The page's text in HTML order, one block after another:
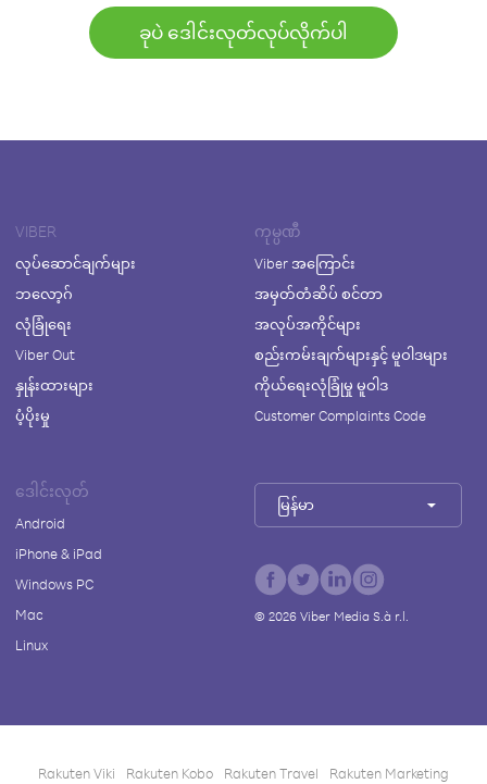
ခုပဲ ဒေါင်းလုတ်လုပ်လိုက်ပါ
VIBER
လုပ်ဆောင်ချက်များ
ဘလော့ဂ်
လုံခြုံရေး
Viber Out
နှုန်းထားများ
ပံ့ပိုးမှု
ကုမ္ပဏီ
Viber အကြောင်း
အမှတ်တံဆိပ် စင်တာ
အလုပ်အကိုင်များ
စည်းကမ်းချက်များနှင့် မူဝါဒများ
ကိုယ်ရေးလုံခြုံမှု မူဝါဒ
Customer Complaints Code
ဒေါင်းလုတ်
Android
iPhone & iPad
Windows PC
Mac
Linux
မြန်မာ
© 2026Viber Media S.à r.l.
Rakuten Viki Rakuten Kobo Rakuten Travel Rakuten Marketing